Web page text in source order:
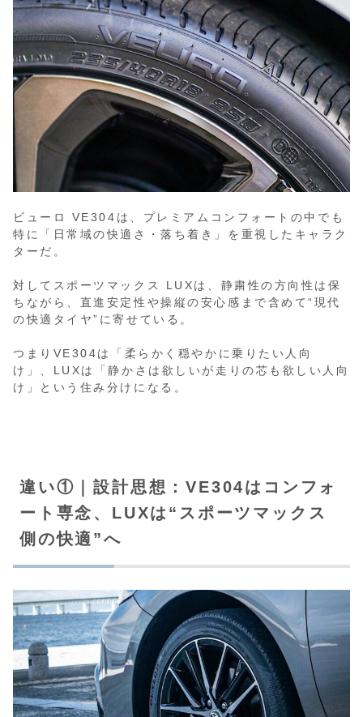
ビューロ VE304は、プレミアムコンフォートの中でも
特に「日常域の快適さ・落ち着き」を重視したキャラク
ターだ。
対してスポーツマックス LUXは、静粛性の方向性は保
ちながら、直進安定性や操縦の安心感まで含めて“現代
の快適タイヤ”に寄せている。
つまりVE304は「柔らかく穏やかに乗りたい人向
け」、LUXは「静かさは欲しいが走りの芯も欲しい人向
け」という住み分けになる。
違い①｜設計思想：VE304はコンフォ
ート専念、LUXは“スポーツマックス
側の快適”へ